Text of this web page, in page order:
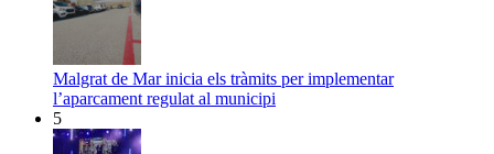
Malgrat de Mar inicia els tràmits per implementar
l’aparcament regulat al municipi
5